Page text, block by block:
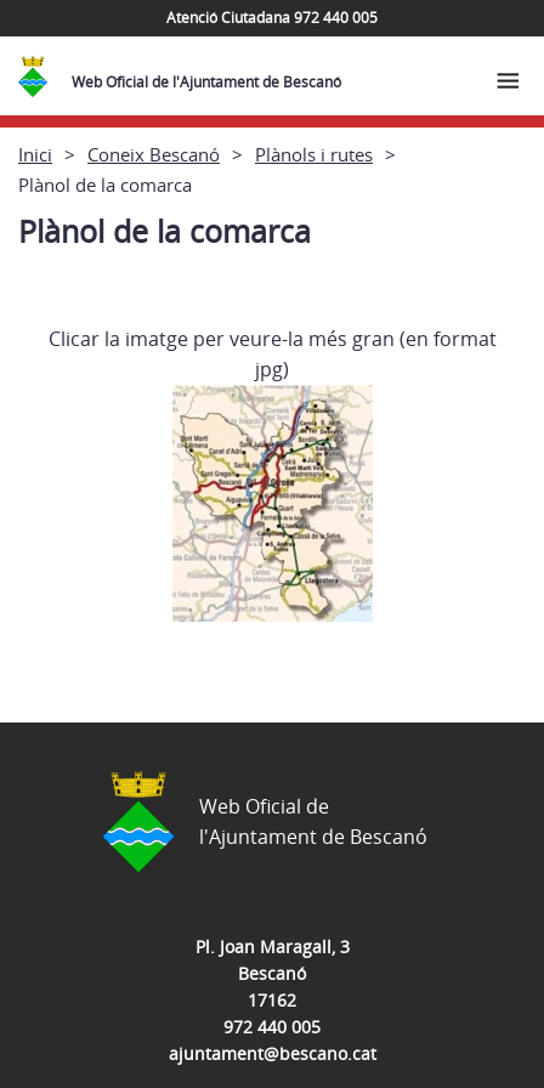
Atenció Ciutadana 972 440 005
Web Oficial de l'Ajuntament de Bescanó
Inici Coneix Bescanó
Plànols i rutes
Plànol de la comarca
Plànol de la comarca
Clicar la imatge per veure-la més gran (en format
jpg)
Pl. Joan Maragall, 3
Bescanó
17162
972 440 005
ajuntament@bescano.cat
Web Oficial de
l'Ajuntament de Bescanó